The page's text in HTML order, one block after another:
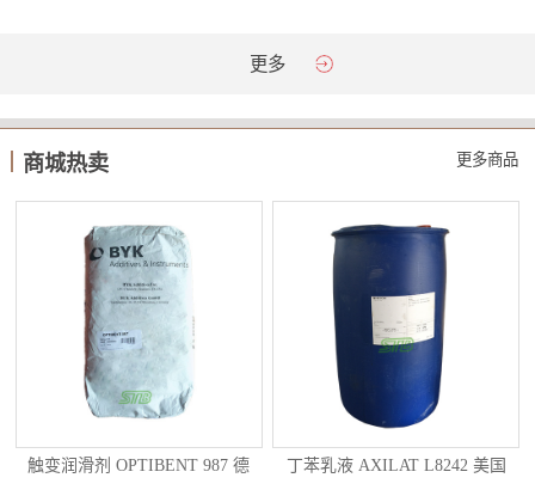
更多
商城热卖 更多商品
触变润滑剂 OPTIBENT 987 德
丁苯乳液 AXILAT L8242 美国